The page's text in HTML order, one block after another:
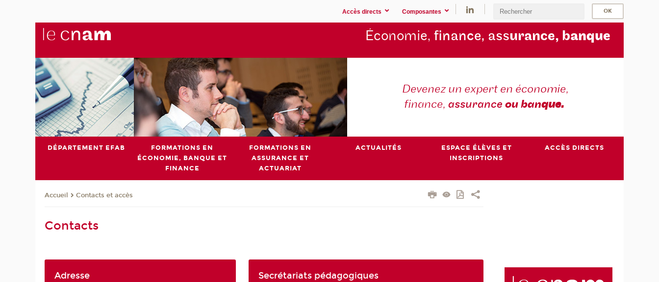
Accès directs Composantes
Économie, finance, assurance, banque
Devenez un expert en économie,
finance, assurance ou banque.
DÉPARTEMENT EFAB
FORMATIONS EN
ÉCONOMIE, BANQUE ET
FINANCE
FORMATIONS EN
ASSURANCE ET
ACTUARIAT
ACTUALITÉS
ESPACE ÉLÈVES ET
INSCRIPTIONS
ACCÈS DIRECTS
Accueil Contacts et accès
Contacts
Adresse Secrétariats pédagogiques